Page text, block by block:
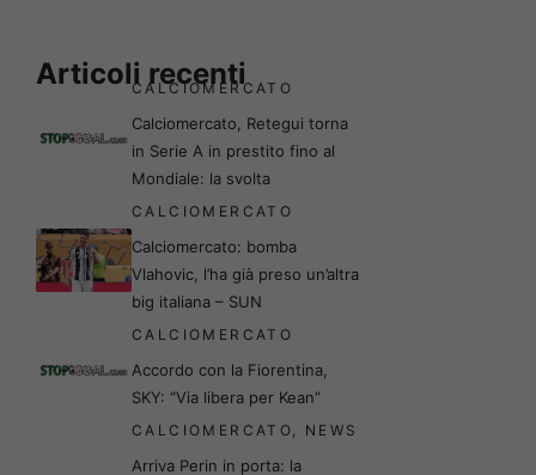
Articoli recenti
CALCIOMERCATO
Calciomercato, Retegui torna
in Serie A in prestito fino al
Mondiale: la svolta
CALCIOMERCATO
Calciomercato: bomba
Vlahovic, l’ha già preso un’altra
big italiana – SUN
CALCIOMERCATO
Accordo con la Fiorentina,
SKY: “Via libera per Kean”
CALCIOMERCATO NEWS
Arriva Perin in porta: la